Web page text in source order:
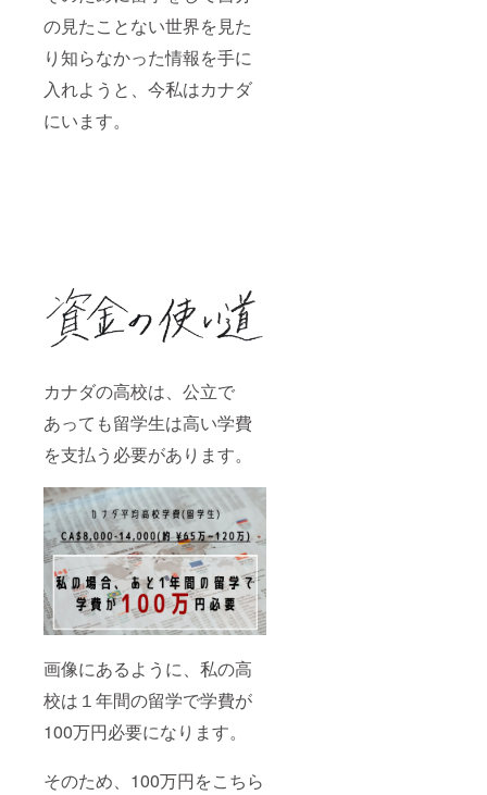
の見たことない世界を見た
り知らなかった情報を手に
入れようと、今私はカナダ
にいます。
カナダの高校は、公立で
あっても留学生は高い学費
を支払う必要があります。
画像にあるように、私の高
校は１年間の留学で学費が
100万円必要になります。
そのため、100万円をこちら